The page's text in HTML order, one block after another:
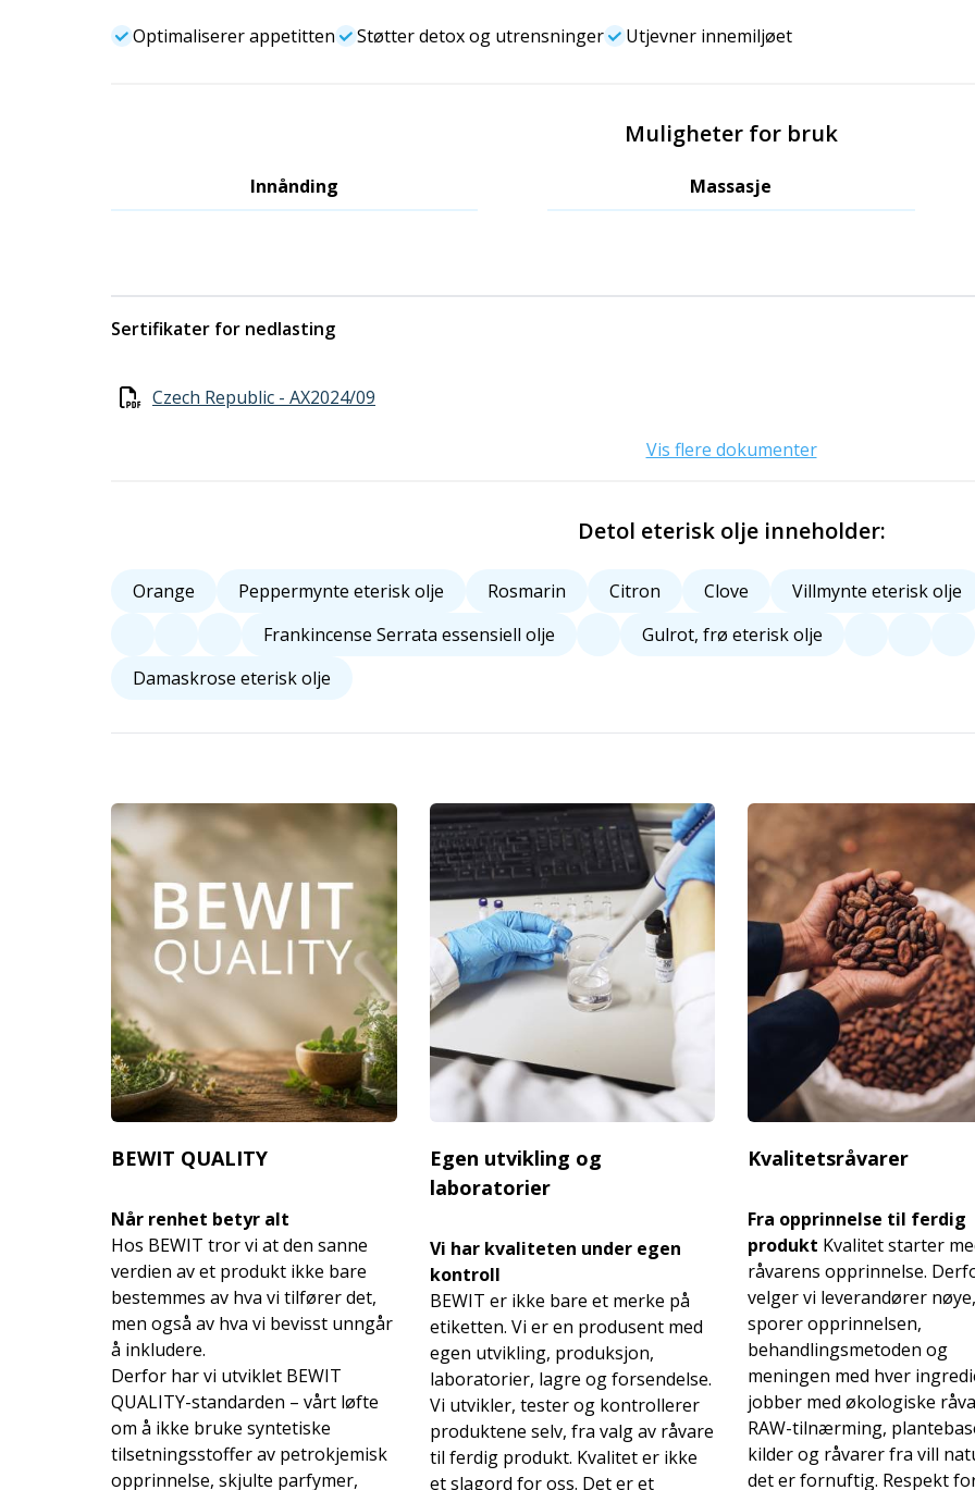
Optimaliserer appetitten Støtter detox og utrensninger Utjevner innemiljøet
Muligheter for bruk
Innånding Massasje
Sertifikater for nedlasting
Czech Republic - AX2024/09
Vis flere dokumenter
Detol eterisk olje inneholder:
Orange Peppermynte eterisk olje Rosmarin Citron Clove
Villmynte eterisk olje
Frankincense Serrata essensiell olje
Gulrot, frø eterisk olje
Damaskrose eterisk olje
BEWIT QUALITY
Når renhet betyr alt
Hos BEWIT tror vi at den sanne
verdien av et produkt ikke bare
bestemmes av hva vi tilfører det,
men også av hva vi bevisst unngår
å inkludere.
Derfor har vi utviklet BEWIT
QUALITY-standarden – vårt løfte
om å ikke bruke syntetiske
tilsetningsstoffer av petrokjemisk
opprinnelse, skjulte parfymer,
Egen utvikling og
laboratorier
Vi har kvaliteten under egen
kontroll
BEWIT er ikke bare et merke på
etiketten. Vi er en produsent med
egen utvikling, produksjon,
laboratorier, lagre og forsendelse.
Vi utvikler, tester og kontrollerer
produktene selv, fra valg av råvare
til ferdig produkt. Kvalitet er ikke
et slagord for oss. Det er et
Kvalitetsråvarer
Fra opprinnelse til ferdig
produkt Kvalitet starter
råvarens opprinnelse.
velger vi leverandører
sporer opprinnelsen,
behandlingsmetoden og
meningen med hver
jobber med økologiske
RAW-tilnærming,
kilder og råvarer fra vill
det er fornuftig. Respekt